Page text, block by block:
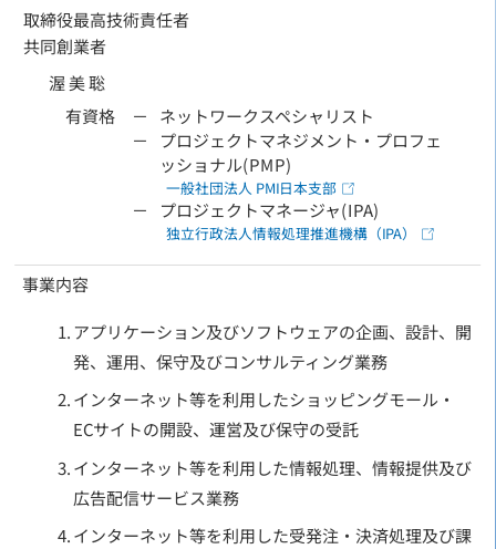
取締役最高技術責任者
共同創業者
渥 美 聡
ネットワークスペシャリスト
プロジェクトマネジメント・プロフェ
ッショナル(PMP)
一般社団法人 PMI日本支部
プロジェクトマネージャ(IPA)
独立行政法人情報処理推進機構（IPA）
事業内容
アプリケーション及びソフトウェアの企画、設計、開
発、運用、保守及びコンサルティング業務
インターネット等を利用したショッピングモール・
ECサイトの開設、運営及び保守の受託
インターネット等を利用した情報処理、情報提供及び
広告配信サービス業務
インターネット等を利用した受発注・決済処理及び課